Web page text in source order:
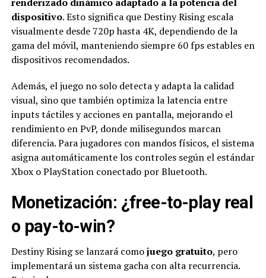
dispositivo. Esto significa que Destiny Rising escala
visualmente desde 720p hasta 4K, dependiendo de la
gama del móvil, manteniendo siempre 60 fps estables en
dispositivos recomendados.
Además, el juego no solo detecta y adapta la calidad
visual, sino que también optimiza la latencia entre
inputs táctiles y acciones en pantalla, mejorando el
rendimiento en PvP, donde milisegundos marcan
diferencia. Para jugadores con mandos físicos, el sistema
asigna automáticamente los controles según el estándar
Xbox o PlayStation conectado por Bluetooth.
Monetización: ¿free-to-play real
o pay-to-win?
Destiny Rising se lanzará comojuego gratuito, pero
implementará un sistema gacha con alta recurrencia.